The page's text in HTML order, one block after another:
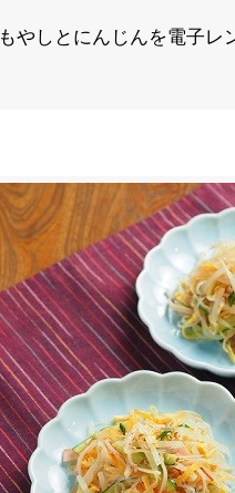
もやしとにんじんを電子レ